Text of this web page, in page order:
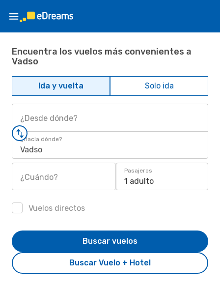
Encuentra los vuelos más convenientes a
Vadso
Ida y vuelta Solo ida
¿Desde dónde?
¿Hacia dónde?
Vadso
¿Cuándo?
Pasajeros
1 adulto
Vuelos directos
Buscar Vuelo + Hotel
Buscar vuelos